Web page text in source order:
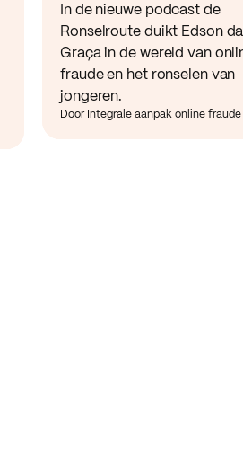
In de nieuwe podcast de
Ronselroute duikt Edson da
Graça in de wereld van
fraude en het ronselen van
jongeren.
Door Integrale aanpak online fraude